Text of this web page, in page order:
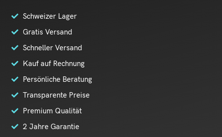
Schweizer Lager
Gratis Versand
Schneller Versand
Kauf auf Rechnung
Persönliche Beratung
Transparente Preise
Premium Qualität
2 Jahre Garantie